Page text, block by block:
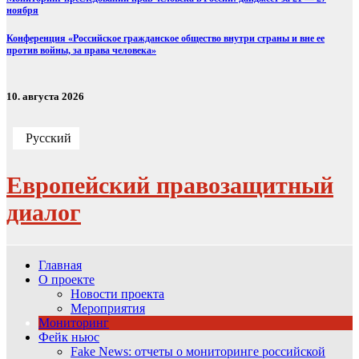
ноября
Конференция «Российское гражданское общество внутри страны и вне ее
против войны, за права человека»
10. августа 2026
Русский
Европейский правозащитный
диалог
Главная
О проекте
Новости проекта
Мероприятия
Мониторинг
Фейк ньюс
Fake News: отчеты о мониторинге российской